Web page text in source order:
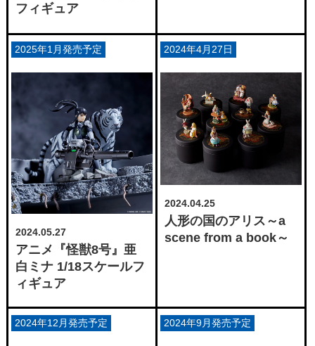
フィギュア
2024.05.27
アニメ『怪獣8号』亜
白ミナ 1/18スケールフ
ィギュア
2025年1月発売予定
2024.04.25
人形の国のアリス～a
scene from a book～
2024年4月27日
2024年12月発売予定 2024年9月発売予定